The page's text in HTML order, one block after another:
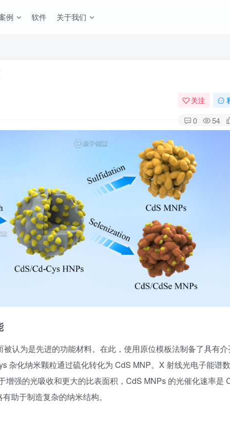
例 软件 关于我们
关注
0 54
认为是先进的功能材料。在此，使用原位模板法制备了具有
杂化纳米颗粒通过硫化转化为 CdS MNP。X 射线光电子能谱
强的光吸收和更大的比表面积，CdS MNPs 的光催化速率是
助于制造复杂的纳米结构。